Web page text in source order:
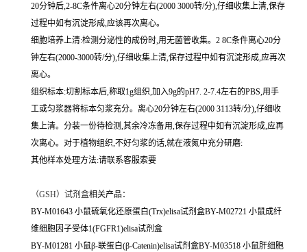
20分钟后,2-8C条件离心20分钟左右(2000 3000转/分),仔细收集上清,保存
过程中如有沉淀形成,应该再次离心。
细胞培养上清:检测分泌性的成份时,用无菌管收集。2 8C条件离心20分
钟左右(2000-3000转/分),仔细收集上清,保存过程中如有沉淀形成,应再次
离心。
组织标本:切割标本后,称取1g组织,加入9g的pH7. 2-7.4左右的PBS,用手
工或匀浆器将标本匀浆充分。离心20分钟左右(2000 3113转/分),仔细收
集上清。分装一份待检测,其余冷冻备用,保存过程中如有沉淀形成,应再
次离心。对于植物组织,不好匀浆的话,就在液氮中充分研磨:
其他样本处理方法:请联系客服索要
（GSH）试剂盒相关产品：
BY-M01643 小鼠硫氧化还原蛋白(Trx)elisa试剂盒BY-M02721 小鼠成纤
维细胞因子受体1(FGFR1)elisa试剂盒
BY-M01281 小鼠β-联蛋白(β-Catenin)elisa试剂盒BY-M03518 小鼠肝细胞